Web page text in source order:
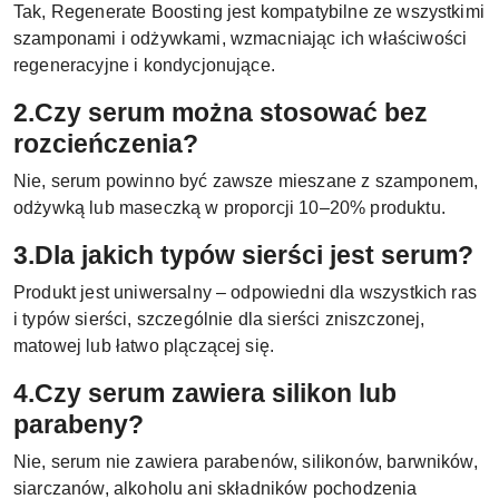
Tak, Regenerate Boosting jest kompatybilne ze wszystkimi
szamponami i odżywkami, wzmacniając ich właściwości
regeneracyjne i kondycjonujące.
2.Czy serum można stosować bez
rozcieńczenia?
Nie, serum powinno być zawsze mieszane z szamponem,
odżywką lub maseczką w proporcji 10–20% produktu.
3.Dla jakich typów sierści jest serum?
Produkt jest uniwersalny – odpowiedni dla wszystkich ras
i typów sierści, szczególnie dla sierści zniszczonej,
matowej lub łatwo plączącej się.
4.Czy serum zawiera silikon lub
parabeny?
Nie, serum nie zawiera parabenów, silikonów, barwników,
siarczanów, alkoholu ani składników pochodzenia